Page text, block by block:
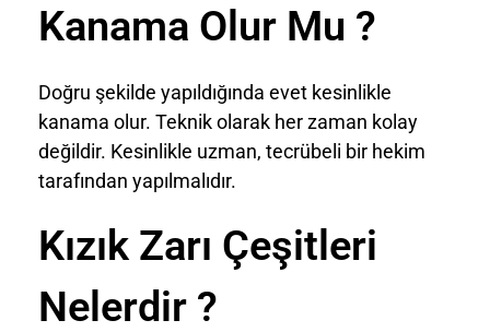
Kanama Olur Mu ?
Doğru şekilde yapıldığında evet kesinlikle
kanama olur. Teknik olarak her zaman kolay
değildir. Kesinlikle uzman, tecrübeli bir hekim
tarafından yapılmalıdır.
Kızık Zarı Çeşitleri
Nelerdir ?